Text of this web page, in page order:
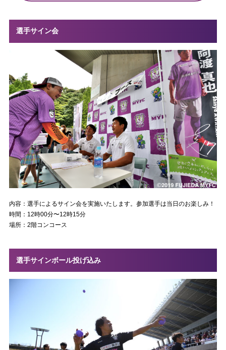
選手サイン会
内容：選手によるサイン会を実施いたします。参加選手は当日のお楽しみ！
時間：12時00分〜12時15分
場所：2階コンコース
選手サインボール投げ込み